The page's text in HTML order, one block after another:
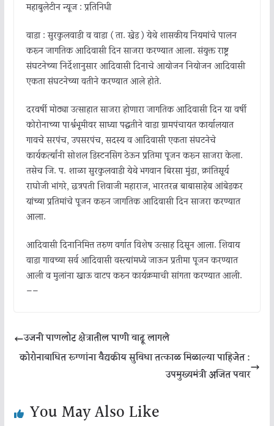
महाबुलेटीन न्यूज : प्रतिनिधी
वाडा : सुरकुलवाडी व वाडा ( ता. खेड ) येथे शासकीय नियमांचे पालन
करून जागतिक आदिवासी दिन साजरा करण्यात आला. संयुक्त राष्ट्र
संघटनेच्या निर्देशानुसार आदिवासी दिनाचे आयोजन नियोजन आदिवासी
एकता संघटनेच्या वतीने करण्यात आले होते.
दरवर्षी मोठ्या उत्साहात साजरा होणारा जागतिक आदिवासी दिन या वर्षी
कोरोनाच्या पार्श्वभूमीवर साध्या पद्धतीने वाडा ग्रामपंचायत कार्यालयात
गावचे सरपंच, उपसरपंच, सदस्य व आदिवासी एकता संघटनेचे
कार्यकर्त्यांनी सोशल डिस्टनसिंग ठेऊन प्रतिमा पूजन करून साजरा केला.
तसेच जि. प. शाळा सुरकुलवाडी येथे भगवान बिरसा मुंडा, क्रांतिसूर्य
राघोजी भांगरे, छत्रपती शिवाजी महाराज, भारतरत्न बाबासाहेब आंबेडकर
यांच्या प्रतिमांचे पूजन करून जागतिक आदिवासी दिन साजरा करण्यात
आला.
आदिवासी दिनानिमित्त तरुण वर्गात विशेष उत्साह दिसून आला. शिवाय
वाडा गावच्या सर्व आदिवासी वस्त्यांमध्ये जाऊन प्रतीमा पूजन करण्यात
आली व मुलांना खाऊ वाटप करुन कार्यक्रमाची सांगता करण्यात आली.
——
उजनी पाणलोट क्षेत्रातील पाणी वाढू लागले
कोरोनाबाधित रूग्णांना वैद्यकीय सुविधा तत्काळ मिळाल्या पाहिजेत :
उपमुख्यमंत्री अजित पवार
You May Also Like